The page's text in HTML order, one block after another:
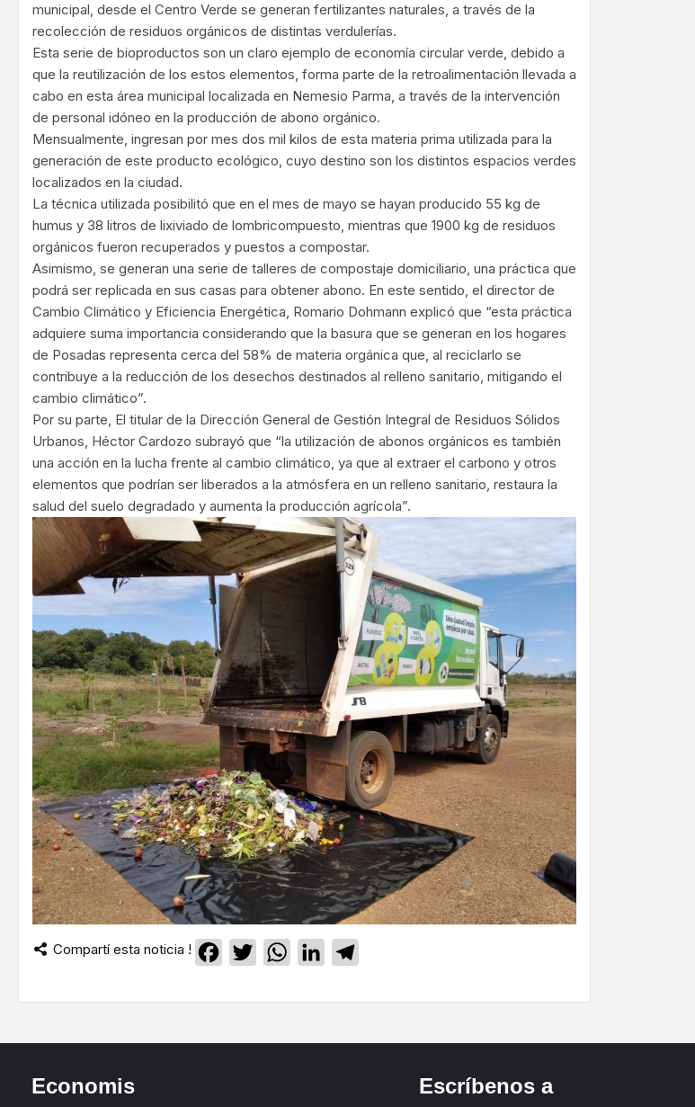
municipal, desde el Centro Verde se generan fertilizantes naturales, a través de la
recolección de residuos orgánicos de distintas verdulerías.
Esta serie de bioproductos son un claro ejemplo de economía circular verde, debido a
que la reutilización de los estos elementos, forma parte de la retroalimentación llevada a
cabo en esta área municipal localizada en Nemesio Parma, a través de la intervención
de personal idóneo en la producción de abono orgánico.
Mensualmente, ingresan por mes dos mil kilos de esta materia prima utilizada para la
generación de este producto ecológico, cuyo destino son los distintos espacios verdes
localizados en la ciudad.
La técnica utilizada posibilitó que en el mes de mayo se hayan producido 55 kg de
humus y 38 litros de lixiviado de lombricompuesto, mientras que 1900 kg de residuos
orgánicos fueron recuperados y puestos a compostar.
Asimismo, se generan una serie de talleres de compostaje domiciliario, una práctica que
podrá ser replicada en sus casas para obtener abono. En este sentido, el director de
Cambio Climático y Eficiencia Energética, Romario Dohmann explicó que “esta práctica
adquiere suma importancia considerando que la basura que se generan en los hogares
de Posadas representa cerca del 58% de materia orgánica que, al reciclarlo se
contribuye a la reducción de los desechos destinados al relleno sanitario, mitigando el
cambio climático”.
Por su parte, El titular de la Dirección General de Gestión Integral de Residuos Sólidos
Urbanos, Héctor Cardozo subrayó que “la utilización de abonos orgánicos es también
una acción en la lucha frente al cambio climático, ya que al extraer el carbono y otros
elementos que podrían ser liberados a la atmósfera en un relleno sanitario, restaura la
salud del suelo degradado y aumenta la producción agrícola”.
Compartí esta noticia ! Facebook
TwitterWhatsApp
LinkedIn
Economis Escríbenos a